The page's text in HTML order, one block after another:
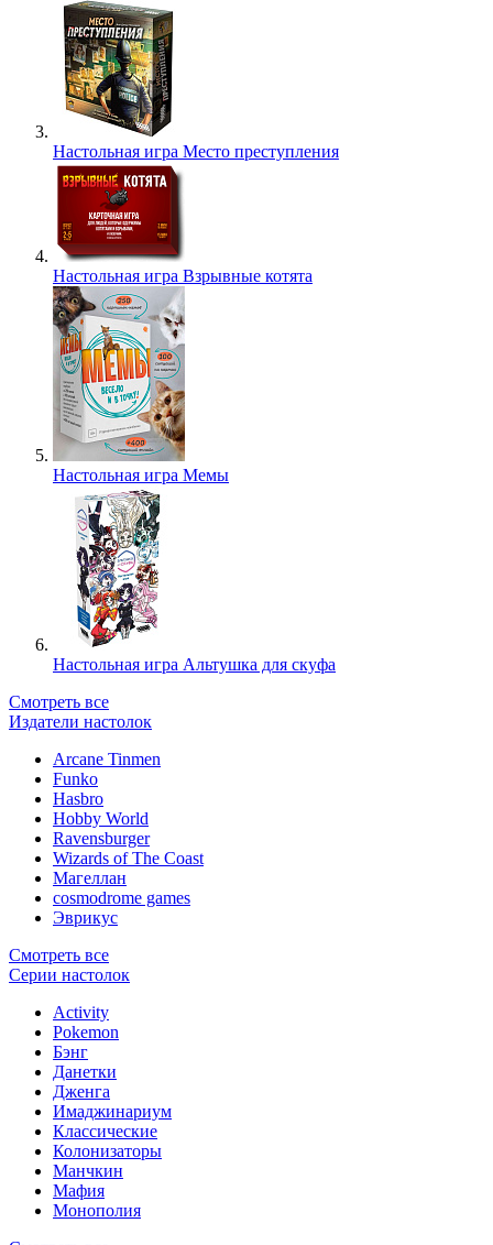
Настольная игра Место преступления
Настольная игра Взрывные котята
Настольная игра Мемы
Настольная игра Альтушка для скуфа
Смотреть все
Издатели настолок
Arcane Tinmen
Funko
Hasbro
Hobby World
Ravensburger
Wizards of The Coast
Магеллан
сosmodrome games
Эврикус
Смотреть все
Серии настолок
Activity
Pokemon
Бэнг
Данетки
Дженга
Имаджинариум
Классические
Колонизаторы
Манчкин
Мафия
Монополия